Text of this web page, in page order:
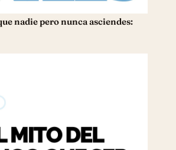
nadie pero nunca asciendes: